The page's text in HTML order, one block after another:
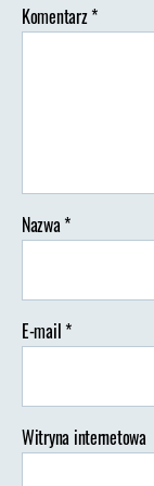
Komentarz*
Nazwa*
E-mail*
Witryna internetowa